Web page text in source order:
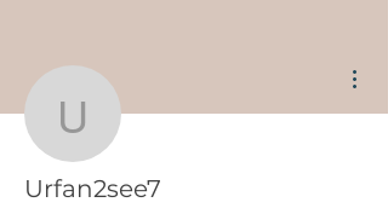
Urfan2see7
Urfan2see7